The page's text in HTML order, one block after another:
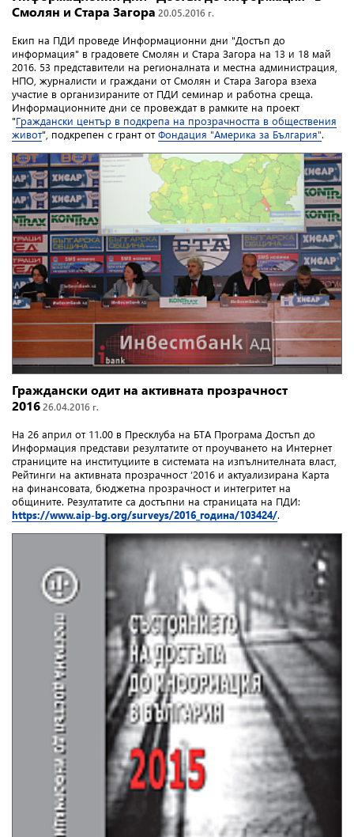
Смолян и Стара Загора 20.05.2016 г.
Екип на ПДИ проведе Информационни дни "Достъп до
информация" в градовете Смолян и Стара Загора на 13 и 18 май
2016. 53 представители на регионалната и местна администрация,
НПО, журналисти и граждани от Смолян и Стара Загора взеха
участие в организираните от ПДИ семинар и работна среща.
Информационните дни се провеждат в рамките на проект
"Граждански център в подкрепа на прозрачността в обществения
живот", подкрепен с грант отФондация "Америка за България".
Граждански одит на активната прозрачност
2016 26.04.2016 г.
На 26 април от 11.00 в Пресклуба на БTA Програма Достъп до
Информация представи резултатите от проучването на Интернет
страниците на институциите в системата на изпълнителната власт,
Рейтинги на активната прозрачност ‘2016 и актуализирана Карта
на финансовата, бюджетна прозрачност и интегритет на
общините. Резултатите са достъпни на страницата на ПДИ:
https://www.aip-bg.org/surveys/2016_година/103424/.